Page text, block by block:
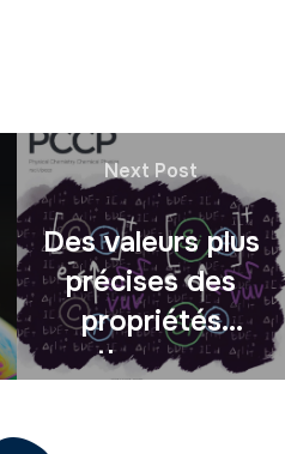
Next Post
Des valeurs plus
précises des
propriétés
thermo-